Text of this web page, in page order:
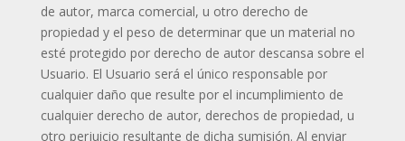
de autor, marca comercial, u otro derecho de
propiedad y el peso de determinar que un material no
esté protegido por derecho de autor descansa sobre el
Usuario. El Usuario será el único responsable por
cualquier daño que resulte por el incumplimiento de
cualquier derecho de autor, derechos de propiedad, u
otro perjuicio resultante de dicha sumisión. Al enviar